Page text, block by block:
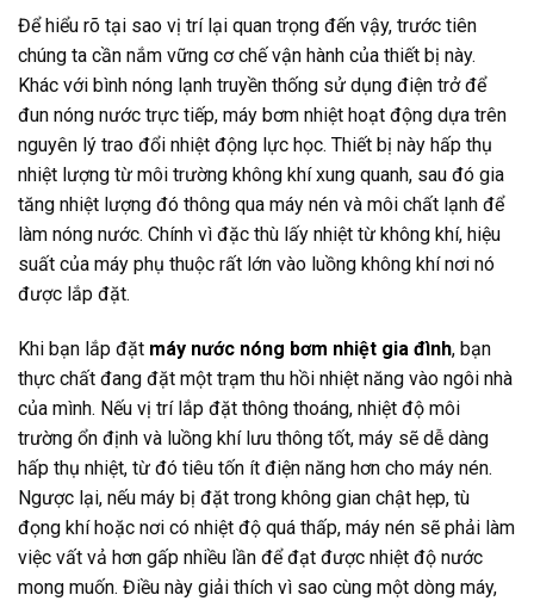
Để hiểu rõ tại sao vị trí lại quan trọng đến vậy, trước tiên
chúng ta cần nắm vững cơ chế vận hành của thiết bị này.
Khác với bình nóng lạnh truyền thống sử dụng điện trở để
đun nóng nước trực tiếp, máy bơm nhiệt hoạt động dựa trên
nguyên lý trao đổi nhiệt động lực học. Thiết bị này hấp thụ
nhiệt lượng từ môi trường không khí xung quanh, sau đó gia
tăng nhiệt lượng đó thông qua máy nén và môi chất lạnh để
làm nóng nước. Chính vì đặc thù lấy nhiệt từ không khí, hiệu
suất của máy phụ thuộc rất lớn vào luồng không khí nơi nó
được lắp đặt.
Khi bạn lắp đặt máy nước nóng bơm nhiệt gia đình, bạn
thực chất đang đặt một trạm thu hồi nhiệt năng vào ngôi nhà
của mình. Nếu vị trí lắp đặt thông thoáng, nhiệt độ môi
trường ổn định và luồng khí lưu thông tốt, máy sẽ dễ dàng
hấp thụ nhiệt, từ đó tiêu tốn ít điện năng hơn cho máy nén.
Ngược lại, nếu máy bị đặt trong không gian chật hẹp, tù
đọng khí hoặc nơi có nhiệt độ quá thấp, máy nén sẽ phải làm
việc vất vả hơn gấp nhiều lần để đạt được nhiệt độ nước
mong muốn. Điều này giải thích vì sao cùng một dòng máy,